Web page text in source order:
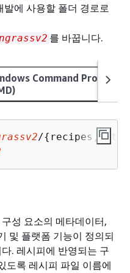
에 사용할 폴더 경로로
를 바꿉니다.
Command Prompt
/{
성 요소의 메타데이터,
및 플랫폼 기능이 정의되
. 레시피에 반영되는 구
도록 레시피 파일 이름에